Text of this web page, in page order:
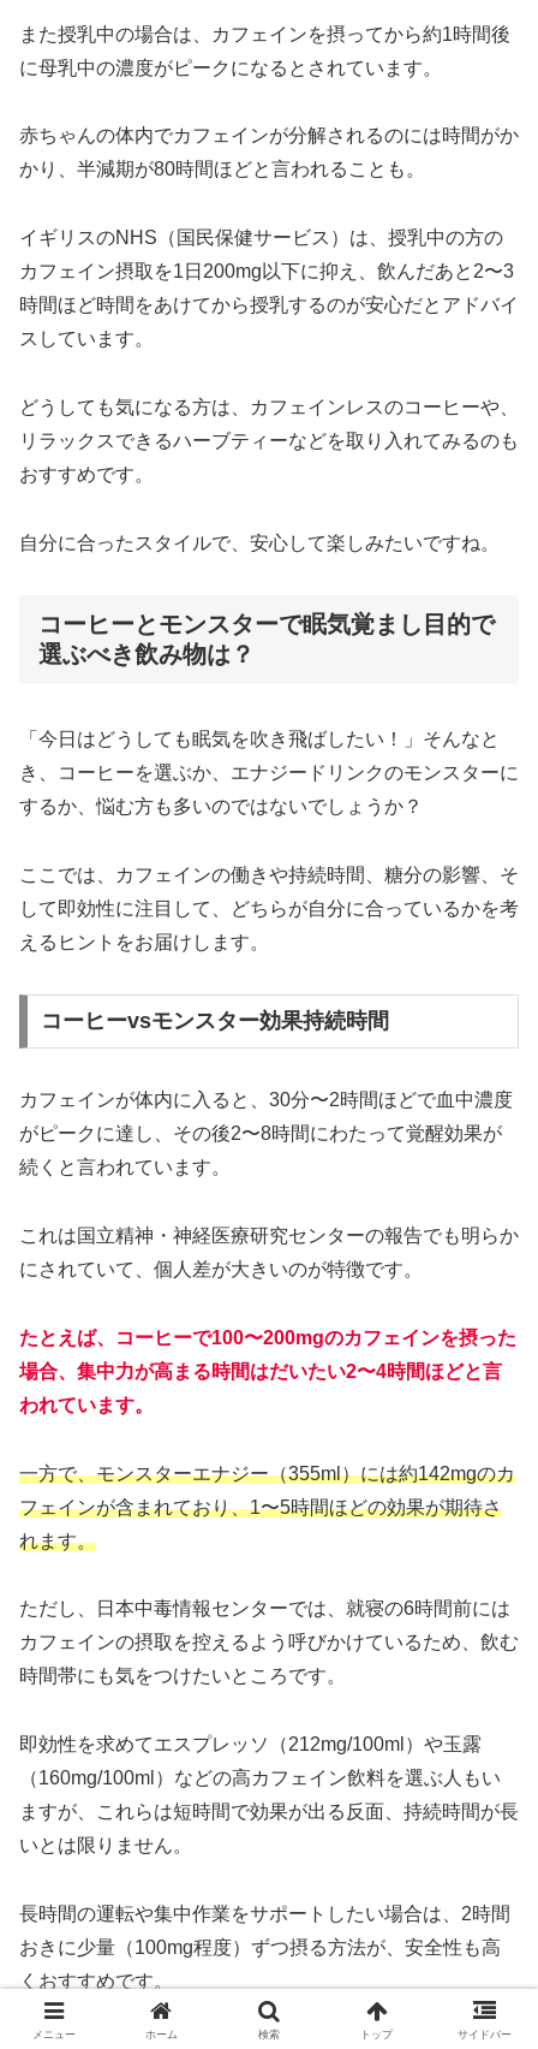
また授乳中の場合は、カフェインを摂ってから約1時間後
に母乳中の濃度がピークになるとされています。
赤ちゃんの体内でカフェインが分解されるのには時間がか
かり、半減期が80時間ほどと言われることも。
イギリスのNHS（国民保健サービス）は、授乳中の方の
カフェイン摂取を1日200mg以下に抑え、飲んだあと2〜3
時間ほど時間をあけてから授乳するのが安心だとアドバイ
スしています。
どうしても気になる方は、カフェインレスのコーヒーや、
リラックスできるハーブティーなどを取り入れてみるのも
おすすめです。
自分に合ったスタイルで、安心して楽しみたいですね。
コーヒーとモンスターで眠気覚まし目的で
選ぶべき飲み物は？
「今日はどうしても眠気を吹き飛ばしたい！」そんなと
き、コーヒーを選ぶか、エナジードリンクのモンスターに
するか、悩む方も多いのではないでしょうか？
ここでは、カフェインの働きや持続時間、糖分の影響、そ
して即効性に注目して、どちらが自分に合っているかを考
えるヒントをお届けします。
コーヒーvsモンスター効果持続時間
カフェインが体内に入ると、30分〜2時間ほどで血中濃度
がピークに達し、その後2〜8時間にわたって覚醒効果が
続くと言われています。
これは国立精神・神経医療研究センターの報告でも明らか
にされていて、個人差が大きいのが特徴です。
たとえば、コーヒーで100〜200mgのカフェインを摂った
場合、集中力が高まる時間はだいたい2〜4時間ほどと言
われています。
一方で、モンスターエナジー（355ml）には約142mgのカ
フェインが含まれており、1〜5時間ほどの効果が期待さ
れます。
ただし、日本中毒情報センターでは、就寝の6時間前には
カフェインの摂取を控えるよう呼びかけているため、飲む
時間帯にも気をつけたいところです。
即効性を求めてエスプレッソ（212mg/100ml）や玉露
（160mg/100ml）などの高カフェイン飲料を選ぶ人もい
ますが、これらは短時間で効果が出る反面、持続時間が長
いとは限りません。
長時間の運転や集中作業をサポートしたい場合は、2時間
おきに少量（100mg程度）ずつ摂る方法が、安全性も高
くおすすめです。
メニュー ホーム 検索 トップ サイドバー